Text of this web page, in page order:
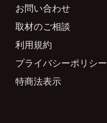
お問い合わせ
取材のご相談
利用規約
プライバシーポリシー
特商法表示